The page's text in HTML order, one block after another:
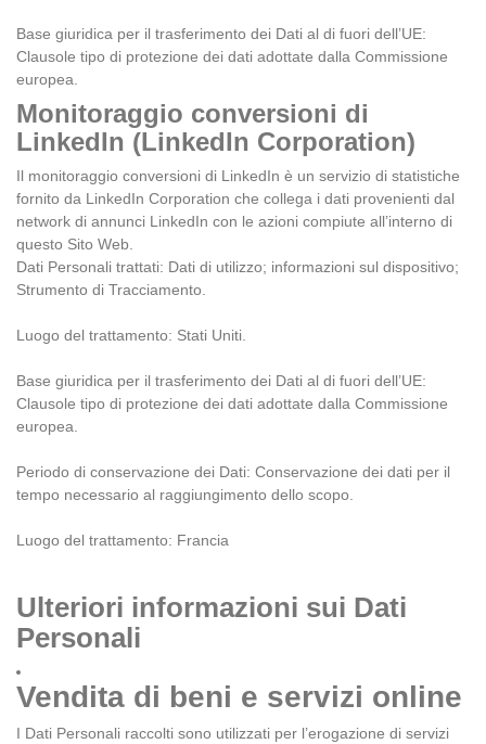
Base giuridica per il trasferimento dei Dati al di fuori dell’UE:
Clausole tipo di protezione dei dati adottate dalla Commissione
europea.
Monitoraggio conversioni di
LinkedIn (LinkedIn Corporation)
Il monitoraggio conversioni di LinkedIn è un servizio di statistiche
fornito da LinkedIn Corporation che collega i dati provenienti dal
network di annunci LinkedIn con le azioni compiute all’interno di
questo Sito Web.
Dati Personali trattati: Dati di utilizzo; informazioni sul dispositivo;
Strumento di Tracciamento.
Luogo del trattamento: Stati Uniti.
Base giuridica per il trasferimento dei Dati al di fuori dell’UE:
Clausole tipo di protezione dei dati adottate dalla Commissione
europea.
Periodo di conservazione dei Dati: Conservazione dei dati per il
tempo necessario al raggiungimento dello scopo.
Luogo del trattamento: Francia
Ulteriori informazioni sui Dati
Personali
Vendita di beni e servizi online
I Dati Personali raccolti sono utilizzati per l’erogazione di servizi